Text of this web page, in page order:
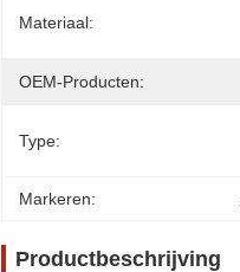
Materiaal:
OEM-Producten:
Type:
Markeren:
Productbeschrijving